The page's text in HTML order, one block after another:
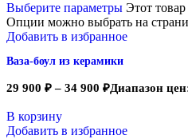
Выберите параметры Этот
Опции можно выбрать на
Добавить в избранное
Ваза-боул из керамики
29 900 ₽ – 34 900 ₽Диапазон
В корзину
Добавить в избранное